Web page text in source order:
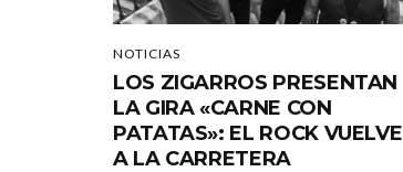
NOTICIAS
LOS ZIGARROS PRESENTAN
LA GIRA «CARNE CON
PATATAS»: EL ROCK VUELVE
A LA CARRETERA